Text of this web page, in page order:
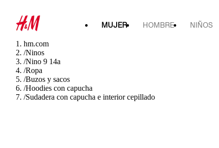
MUJER HOMBRE NIÑOS
hm.com
/Ninos
/Nino 9 14a
/Ropa
/Buzos y sacos
/Hoodies con capucha
/Sudadera con capucha e interior cepillado